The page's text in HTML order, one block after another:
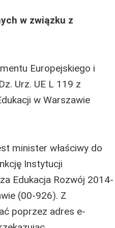
w związku z
Europejskiego i
Urz. UE L 119 z
w Warszawie
minister właściwy do
Instytucji
Edukacja Rozwój 2014-
(00-926). Z
poprzez adres e-